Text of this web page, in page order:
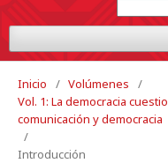
Inicio / Volúmenes
/
Vol. 1: La democracia
comunicación y democracia
/
Introducción